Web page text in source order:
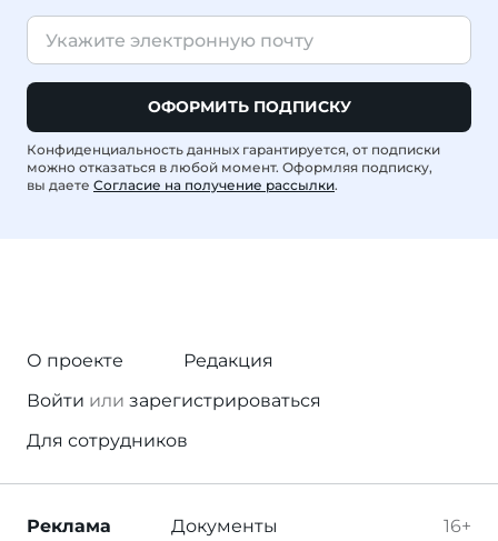
ОФОРМИТЬ ПОДПИСКУ
Конфиденциальность данных гарантируется, от подписки
можно отказаться в любой момент. Оформляя подписку,
вы даете Согласие на получение рассылки.
О проекте
Редакция
Войти или зарегистрироваться
Для сотрудников
16+
Реклама Документы